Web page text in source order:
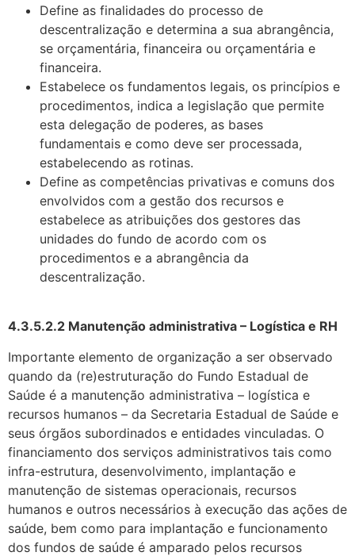
Define as finalidades do processo de
descentralização e determina a sua abran­gência,
se orçamentária, financeira ou orçamentária e
financeira.
Estabelece os fundamentos legais, os princípios e
procedimentos, indica a le­gislação que permite
esta delegação de poderes, as bases
fundamentais e como deve ser processada,
estabelecendo as rotinas.
Define as competências privativas e comuns dos
envolvidos com a gestão dos recursos e
estabelece as atribuições dos gestores das
unidades do fundo de acor­do com os
procedimentos e a abrangência da
descentralização.
4.3.5.2.2 Manutenção administrativa – Logística e RH
Importante elemento de organização a ser observado
quando da (re)estruturação do Fundo Estadual de
Saúde é a manutenção administrativa – logística e
recursos humanos – da Secretaria Estadual de Saúde e
seus órgãos su­bordinados e entidades vinculadas. O
financiamento dos serviços administrativos tais como
infra-estrutura, desenvolvimento, implantação e
manutenção de sistemas operacionais, recursos
humanos e outros necessários à execução das ações de
saú­de, bem como para implantação e funcionamento
dos fundos de saúde é amparado pelos recursos